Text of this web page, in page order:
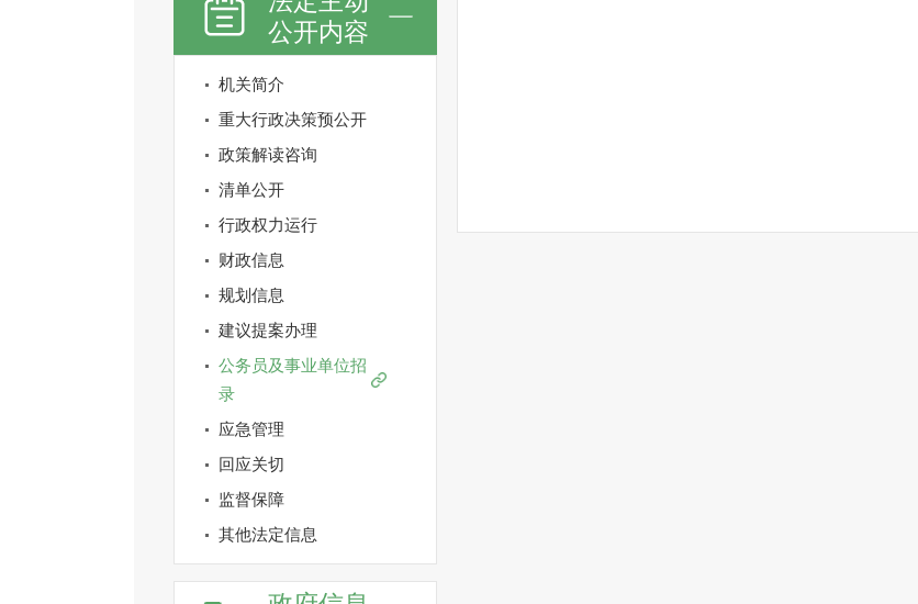
公开内容
机关简介
重大行政决策预公开
政策解读咨询
清单公开
行政权力运行
财政信息
规划信息
建议提案办理
公务员及事业单位招
录
应急管理
回应关切
监督保障
其他法定信息